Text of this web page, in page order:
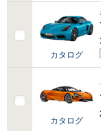
カタログ
カタログ